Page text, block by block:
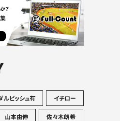
ルビッシュ有 イチロー
山本由伸 佐々木朗希